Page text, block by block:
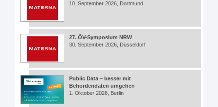
10. September 2026, Dortmund
27. ÖV-Symposium NRW
30. September 2026, Düsseldorf
Public Data – besser mit
Behördendaten umgehen
1. Oktober 2026, Berlin